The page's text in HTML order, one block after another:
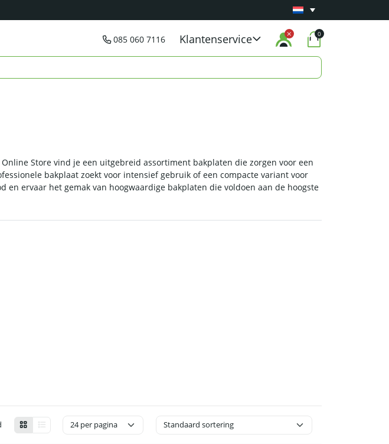
Carry-in garantie
085 060 7116 Klantenservice 0
Store vind je een uitgebreid assortiment bakplaten die zorgen voor een
bakplaat zoekt voor intensief gebruik of een compacte variant voor
ervaar het gemak van hoogwaardige bakplaten die voldoen aan de hoogste